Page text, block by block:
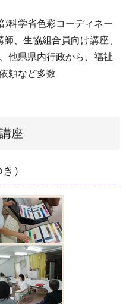
科学省色彩コーディネー
、生協組合員向け講座、
他県県内行政から、福祉
頼など多数
座
）